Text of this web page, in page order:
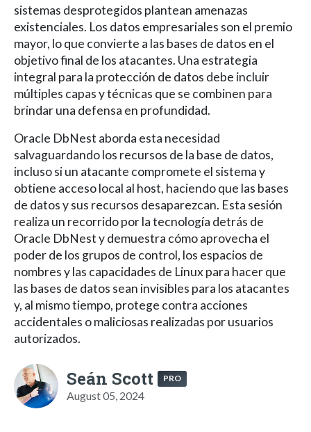
sistemas desprotegidos plantean amenazas
existenciales. Los datos empresariales son el premio
mayor, lo que convierte a las bases de datos en el
objetivo final de los atacantes. Una estrategia
integral para la protección de datos debe incluir
múltiples capas y técnicas que se combinen para
brindar una defensa en profundidad.
Oracle DbNest aborda esta necesidad
salvaguardando los recursos de la base de datos,
incluso si un atacante compromete el sistema y
obtiene acceso local al host, haciendo que las bases
de datos y sus recursos desaparezcan. Esta sesión
realiza un recorrido por la tecnología detrás de
Oracle DbNest y demuestra cómo aprovecha el
poder de los grupos de control, los espacios de
nombres y las capacidades de Linux para hacer que
las bases de datos sean invisibles para los atacantes
y, al mismo tiempo, protege contra acciones
accidentales o maliciosas realizadas por usuarios
autorizados.
Seán Scott PRO
August 05, 2024